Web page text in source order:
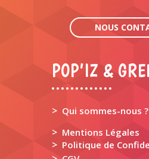
NOUS
POP’IZ &
> Qui sommes-nous ?
> Mentions Légales
> Politique de